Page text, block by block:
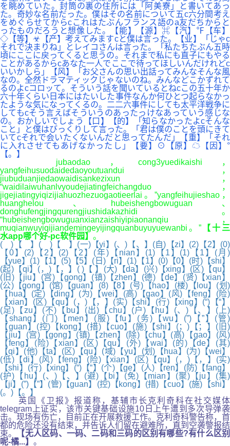
を眺めていた。封筒の裏の住所には「阿美寮」と書いてあっ
た。奇妙な名前だった。僕はその名前について五c六分間考え
をめぐらせてからcこれはたぶんフランス語のa友だちからと
ったものだろうと想像した。【能】【源】⌘【汽】℉【车】
◇【等】☣【产】考えてみますcと僕は言った。【业】「じゃc
それで決まりね」とレイコさんは言った。「私たちたぶん五時
頃にここに戻ってくると思うの。それまで私にも直子にもやる
ことがあるからcあなた一人でここで待ってほしいんだけれどc
いいかしら」【风】「お父さんの思い出話ってみんなそんな風
なの。全然ドラマティックじゃないのね。みんなどこかずれて
るのよcコロッて。そういう話を聞いているとねcこの五十年か
六十年くらい日本にはたいした事件なんか何ひとつ起らなかっ
たような気になってくるの。二二六事件にしても太平洋戦争に
してもcそう言えばそういうのあったっけなあっていう感じな
の。おかしいでしょう【口】【的】「知らなかったよcそんな
こと」と僕はびっくりして言った。「君は僕のことを頭にきて
いてcそれで会いたくないんだと思ってたんだ」【重】「それ
に入れさせてもあげなかったし」【要】⊙【原】☁【因】°
【。】
jubaodao，cong3yuedikaishi，
yangfeihusuodaidedaoyoutuandui，
jiubuduanjiedaowaidisankezixun，
“waidilaiwuhanlvyoudejiatingfeichangduo，
jigejiatingyiqizijiahuozhezuogaotieerlai。”yangfeihujieshao，
huanghelou、hubeishengbowuguan、
donghufengjingqurengjiushidakazhidi。
“hubeishengbowuguanxianzaishiyipiaonanqiu，
muqianwuyiqijiandemingeyijingquanbuyuyuewanbi。”【十三
水app哪个好-pc软件园】 。
( )【 】( )【 】(一)【yi】(、)【、】(自)【zi】(2)【2】(0)
【0】(2)【2】(2)【2】(年)【nian】(1)【1】(1)【1】(月)
【yue】(1)【1】(5)【5】(日)【ri】(1)【1】(0)【0】(时)【shi】
(起)【qi】(，)【，】( )【 】(大)【da】(兴)【xing】(区)【qu】
(旧)【jiu】(宫)【gong】(镇)【zhen】(德)【de】(贤)【xian】
(公)【gong】(馆)【guan】(8)【8】(号)【hao】(楼)【lou】(划)
【hua】(定)【ding】(为)【wei】(高)【gao】(风)【feng】(险)
【xian】(区)【qu】(，)【，】(实)【shi】(行)【xing】(“)【“】
(足)【zu】(不)【bu】(出)【chu】(户)【hu】(、)【、】(上)
【shang】(门)【men】(服)【fu】(务)【wu】(”)【”】(管)
【guan】(控)【kong】(措)【cuo】(施)【shi】(；)【；】(旧)
【jiu】(宫)【gong】(镇)【zhen】(除)【chu】(高)【gao】(风)
【feng】(险)【xian】(区)【qu】(外)【wai】(的)【de】(其)
【qi】(他)【ta】(区)【qu】(域)【yu】(划)【hua】(为)【wei】
(低)【di】(风)【feng】(险)【xian】(区)【qu】(，)【，】(实)
【shi】(行)【xing】(“)【“】(个)【ge】(人)【ren】(防)【fang】
(护)【hu】(、)【、】(避)【bi】(免)【mian】(聚)【ju】(集)
【ji】(”)【”】(管)【guan】(控)【kong】(措)【cuo】(施)【shi】
(。)【。】
英国《卫报》报道称，基辅市长克利奇科在社交媒体
telegram上证实，该市关键基础设施10日上午遭到多次导弹袭
击。现场有伤亡，目前正在开展救援工作。克利奇科警告称，首
都的危险还没有结束，并告诉人们留在避难所，直到空袭警报结
束。
【无人区码、一码、二码和三码的区别有哪些?有什么区别
呢-橘...】 。